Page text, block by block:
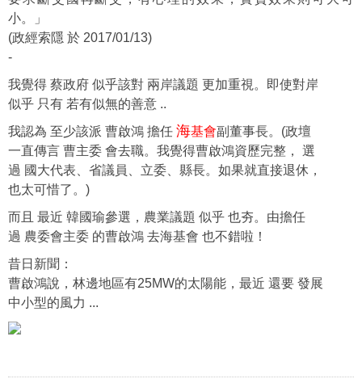
小。」
(政經索隱 於 2017/01/13)
-
我覺得 蔡政府 似乎該對 兩岸議題 更加重視。即使對岸
似乎 只有 若有似無的善意 ..
我認為 至少該派 曹啟鴻 擔任 海基會副董事長。(政壇
一直傳言 曹主委 會去職。我覺得曹啟鴻資歷完整， 選
過 國大代表、省議員、立委、縣長。如果就直接退休，
也太可惜了。)
而且 最近 韓國瑜參選，農業議題 似乎 也夯。由擔任
過 農委會主委 的曹啟鴻 去海基會 也不錯啦！
昔日新聞：
曹啟鴻說，林邊地區有25MW的太陽能，最近 還要 發展
中小型的風力 ...